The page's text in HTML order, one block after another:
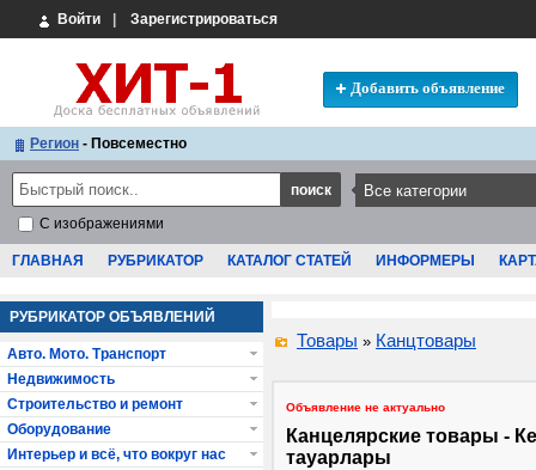
Войти Зарегистрироваться
Добавить объявление
Регион - Повсеместно
С изображениями
ГЛАВНАЯ РУБРИКАТОР КАТАЛОГ СТАТЕЙ ИНФОРМЕРЫ
Товары » Канцтовары
Объявление не актуально
Канцелярские товары -
тауарлары
РУБРИКАТОР ОБЪЯВЛЕНИЙ
Авто. Мото. Транспорт
Недвижимость
Строительство и ремонт
Оборудование
Интерьер и всё, что вокруг нас